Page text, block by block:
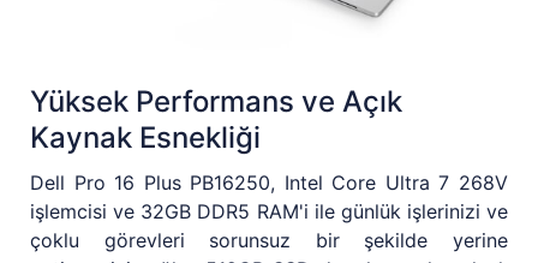
Yüksek Performans ve Açık
Kaynak Esnekliği
Dell Pro 16 Plus PB16250, Intel Core Ultra 7 268V
işlemcisi ve 32GB DDR5 RAM'i ile günlük işlerinizi ve
çoklu görevleri sorunsuz bir şekilde yerine